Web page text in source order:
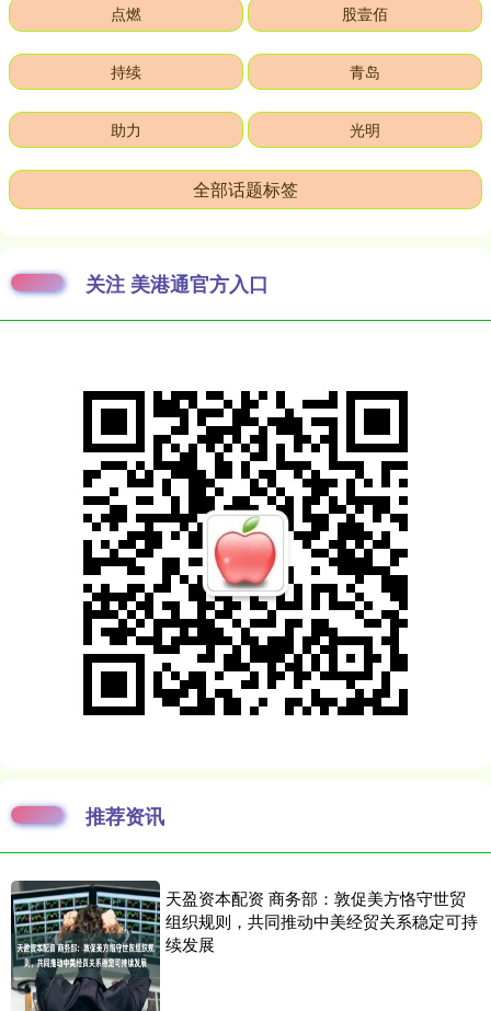
点燃 股壹佰
持续 青岛
助力 光明
全部话题标签
关注 美港通官方入口
推荐资讯
天盈资本配资 商务部：敦促美方恪守世贸
组织规则，共同推动中美经贸关系稳定可持
续发展